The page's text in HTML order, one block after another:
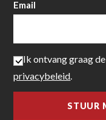
Email
Ik ontvang graag
privacybeleid